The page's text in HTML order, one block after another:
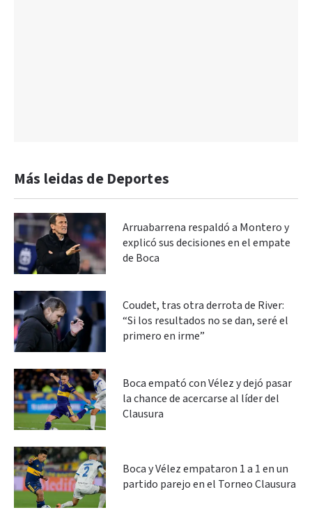
Más leidas de Deportes
Arruabarrena respaldó a Montero y
explicó sus decisiones en el empate
de Boca
Coudet, tras otra derrota de River:
“Si los resultados no se dan, seré el
primero en irme”
Boca empató con Vélez y dejó pasar
la chance de acercarse al líder del
Clausura
Boca y Vélez empataron 1 a 1 en un
partido parejo en el Torneo Clausura